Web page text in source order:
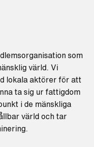
som
värld. Vi
lokala aktörer för att
ta sig ur fattigdom
i de mänskliga
värld och tar